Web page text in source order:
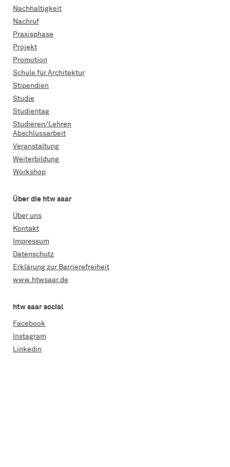
Nachhaltigkeit
Nachruf
Praxisphase
Projekt
Promotion
Schule für Architektur
Stipendien
Studie
Studientag
Studieren/Lehren
Abschlussarbeit
Veranstaltung
Weiterbildung
Workshop
Über die htw saar
Über uns
Kontakt
Impressum
Datenschutz
Erklärung zur Barrierefreiheit
www.htwsaar.de
htw saar social
Facebook
Instagram
Linkedin